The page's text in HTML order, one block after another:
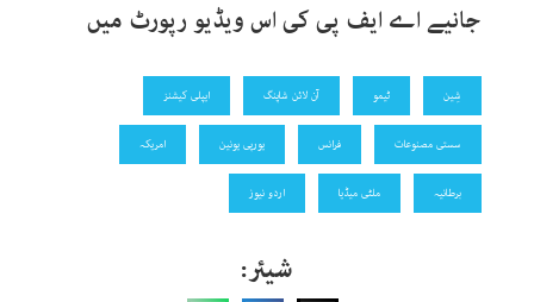
جانیے اے ایف پی کی اس ویڈیو رپورٹ میں
شِین ٹیمو آن لائن شاپنگ ایپلی کیشنز
سستی مصنوعات فرانس یورپی یونین امریکہ
برطانیہ ملٹی میڈیا اردو نیوز
شیئر: